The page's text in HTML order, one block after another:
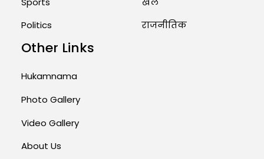
Politics
राजनीतिक
Other Links
Hukamnama
Photo Gallery
Video Gallery
About Us